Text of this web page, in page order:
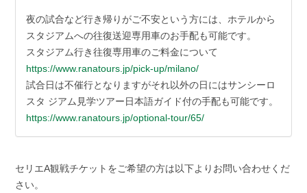
夜の試合など行き帰りがご不安という方には、ホテルから
スタジアムへの往復送迎専用車のお手配も可能です。
スタジアム行き往復専用車のご料金について
https://www.ranatours.jp/pick-up/milano/
試合日は不催行となりますがそれ以外の日にはサンシーロ
スタ ジアム見学ツアー日本語ガイド付の手配も可能です。
https://www.ranatours.jp/optional-tour/65/
セリエA観戦チケットをご希望の方は以下よりお問い合わせくだ
さい。